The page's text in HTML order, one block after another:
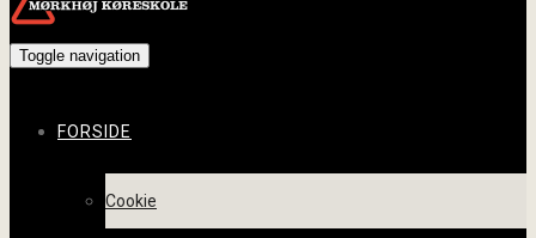
Toggle navigation
FORSIDE
Cookie